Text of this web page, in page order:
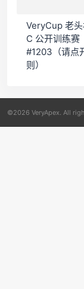
VeryCup 老
C 公开训练赛
#1203（请点
则）
©2026 VeryApex. All